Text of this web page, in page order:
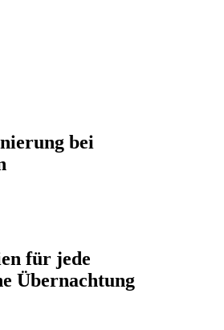
bei
für jede
Übernachtung